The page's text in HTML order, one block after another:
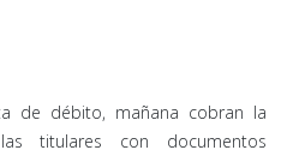
de débito, mañana cobran la
titulares con documentos